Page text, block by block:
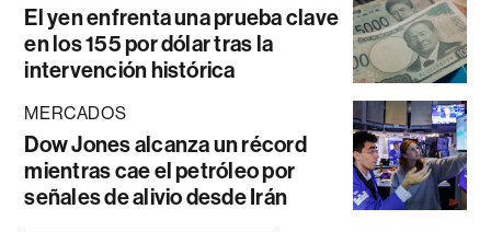
El yen enfrenta una prueba clave
en los 155 por dólar tras la
intervención histórica
MERCADOS
Dow Jones alcanza un récord
mientras cae el petróleo por
señales de alivio desde Irán